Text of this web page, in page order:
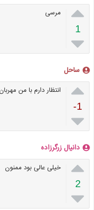

1

مرسی
ساحل

-1

انتظار دارم با من
دانيال زرگرزاده

2

خیلی عالی بود ممنون